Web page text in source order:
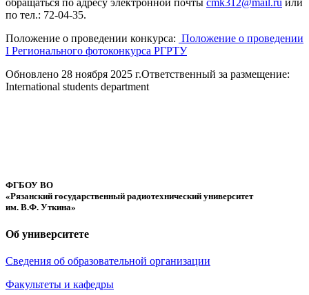
по тел.: 72-04-35.
Положение о проведении конкурса: Положение о проведении
I Регионального фотоконкурса РГРТУ
Обновлено 28 ноября 2025 г.Ответственный за размещение:
International students department
ФГБОУ ВО
«Рязанский государственный радиотехнический университет
им. В.Ф. Уткина»
Об университете
Сведения об образовательной организации
Факультеты и кафедры